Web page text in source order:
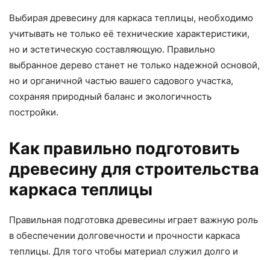
Выбирая древесину для каркаса теплицы, необходимо
учитывать не только её технические характеристики,
но и эстетическую составляющую. Правильно
выбранное дерево станет не только надежной основой,
но и органичной частью вашего садового участка,
сохраняя природный баланс и экологичность
постройки.
Как правильно подготовить
древесину для строительства
каркаса теплицы
Правильная подготовка древесины играет важную роль
в обеспечении долговечности и прочности каркаса
теплицы. Для того чтобы материал служил долго и